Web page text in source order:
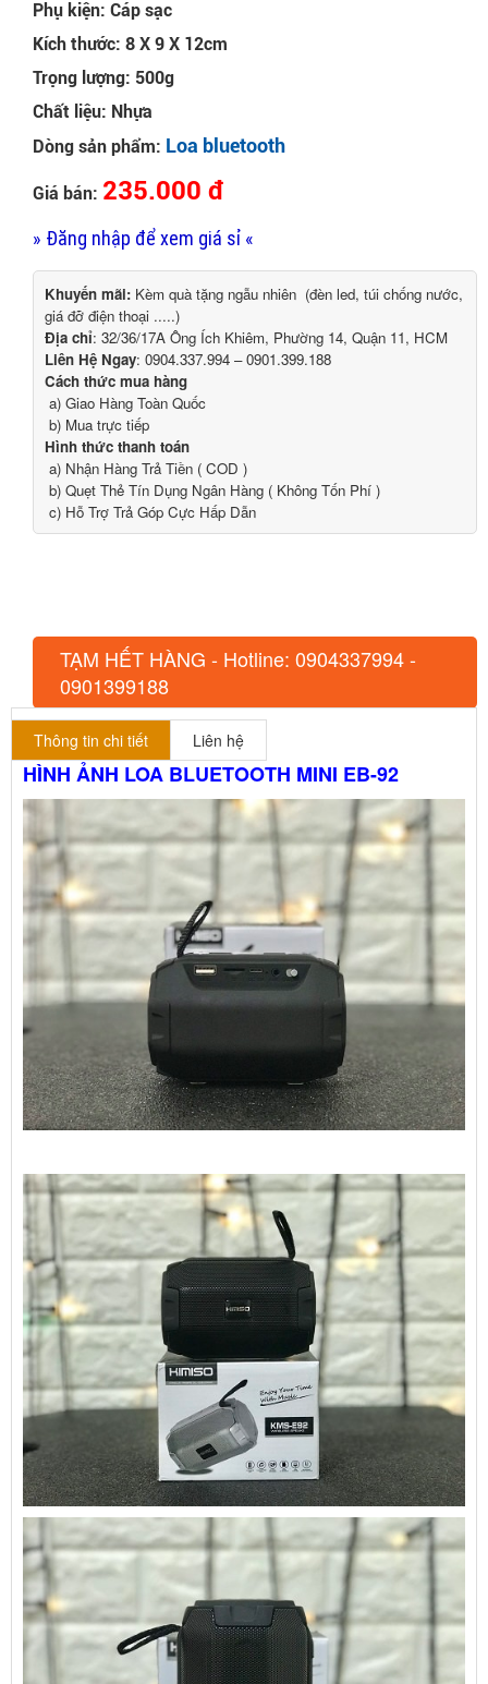
Phụ kiện: Cáp sạc
Kích thước: 8 X 9 X 12cm
Trọng lượng: 500g
Chất liệu: Nhựa
Dòng sản phẩm: Loa bluetooth
Giá bán: 235.000 đ
» Đăng nhập để xem giá sỉ «
Khuyến mãi: Kèm quà tặng ngẫu nhiên (đèn led, túi chống nước,
giá đỡ điện thoại .....)
Địa chỉ: 32/36/17A Ông Ích Khiêm, Phường 14, Quận 11, HCM
Liên Hệ Ngay: 0904.337.994 – 0901.399.188
Cách thức mua hàng
a) Giao Hàng Toàn Quốc
b) Mua trực tiếp
Hình thức thanh toán
a) Nhận Hàng Trả Tiền ( COD )
b) Quẹt Thẻ Tín Dụng Ngân Hàng ( Không Tốn Phí )
c) Hỗ Trợ Trả Góp Cực Hấp Dẫn
TẠM HẾT HÀNG - Hotline: 0904337994 -
0901399188
Thông tin chi tiết Liên hệ
HÌNH ẢNH LOA BLUETOOTH MINI EB-92